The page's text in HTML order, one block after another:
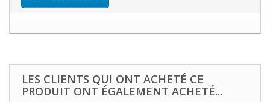
LES CLIENTS QUI ONT ACHETÉ CE
PRODUIT ONT ÉGALEMENT ACHETÉ...